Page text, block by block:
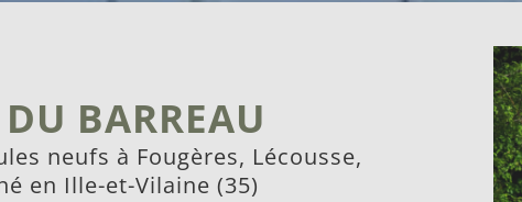
BARREAU
neufs à Fougères, Lécousse,
en Ille-et-Vilaine (35)